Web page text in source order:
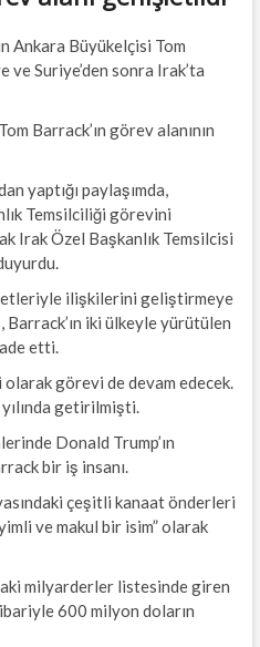
Ankara Büyükelçisi Tom
ve Suriye’den sonra Irak’ta
Barrack’ın görev alanının
yaptığı paylaşımda,
Temsilciliği görevini
Irak Özel Başkanlık Temsilcisi
ilişkilerini geliştirmeye
iki ülkeyle yürütülen
etti.
olarak görevi de devam edecek.
getirilmişti.
Donald Trump’ın
bir iş insanı.
çeşitli kanaat önderleri
ve makul bir isim” olarak
milyarderler listesinde giren
600 milyon doların